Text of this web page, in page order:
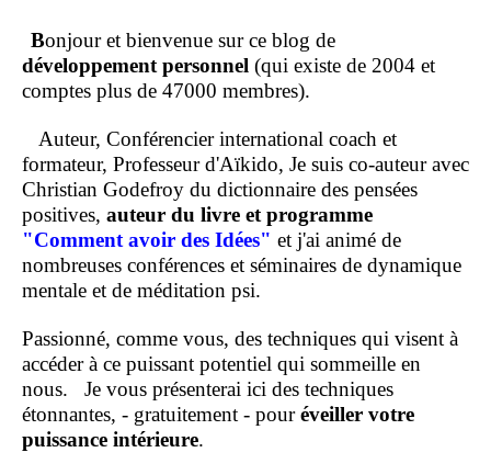
Bonjour et bienvenue sur ce blog de
développement personnel (qui existe de 2004 et
comptes plus de 47000 membres).
Auteur, Conférencier international coach et
formateur, Professeur d'Aïkido, Je suis co-auteur avec
Christian Godefroy du dictionnaire des pensées
positives, auteur du livre et programme
"Comment avoir des Idées" et j'ai animé de
nombreuses conférences et séminaires de dynamique
mentale et de méditation psi.
Passionné, comme vous, des techniques qui visent à
accéder à ce puissant potentiel qui sommeille en
nous. Je vous présenterai ici des techniques
étonnantes, - gratuitement - pouréveiller votre
puissance intérieure.